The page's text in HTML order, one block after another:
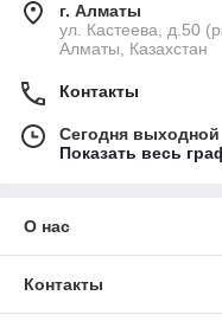
г. Алматы
ул. Кастеева, д.50
Алматы, Казахстан
Контакты
Сегодня выходной
Показать весь
О нас
Контакты